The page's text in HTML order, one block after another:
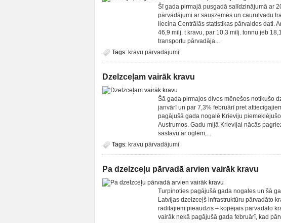
Šī gada pirmajā pusgadā salīdzinājumā ar
pārvadājumi ar sauszemes un cauruļvadu
liecina Centrālās statistikas pārvaldes dati.
46,9 milj. t kravu, par 10,3 milj. tonnu jeb
transportu pārvadāja...
Tags: kravu pārvadājumi
Dzelzceļam vairāk kravu
Šā gada pirmajos divos mēnešos notikušo
janvārī un par 7,3% februārī pret
pagājušā gada nogalē Krieviju
Austrumos. Gadu mijā Krievijai nācās
sastāvu ar oglēm,...
Tags: kravu pārvadājumi
Pa dzelzceļu pārvadā arvien vairāk kravu
Turpinoties pagājušā gada nogales un šā
Latvijas dzelzceļš infrastruktūru pārvadāto
rādītājiem pieaudzis – kopējais pārvadāto
vairāk nekā pagājušā gada februārī, kad